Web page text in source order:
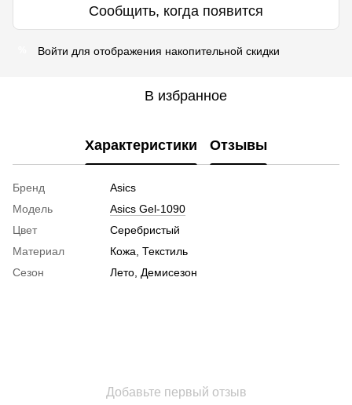
Сообщить, когда появится
Войти для отображения накопительной скидки
В избранное
Характеристики Отзывы
Бренд
Asics
Модель
Asics Gel-1090
Цвет
Серебристый
Материал
Кожа, Текстиль
Сезон
Лето, Демисезон
Добавьте первый отзыв